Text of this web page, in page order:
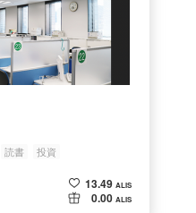
読書 投資
13.49 ALIS
0.00 ALIS